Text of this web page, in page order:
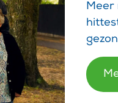
Meer